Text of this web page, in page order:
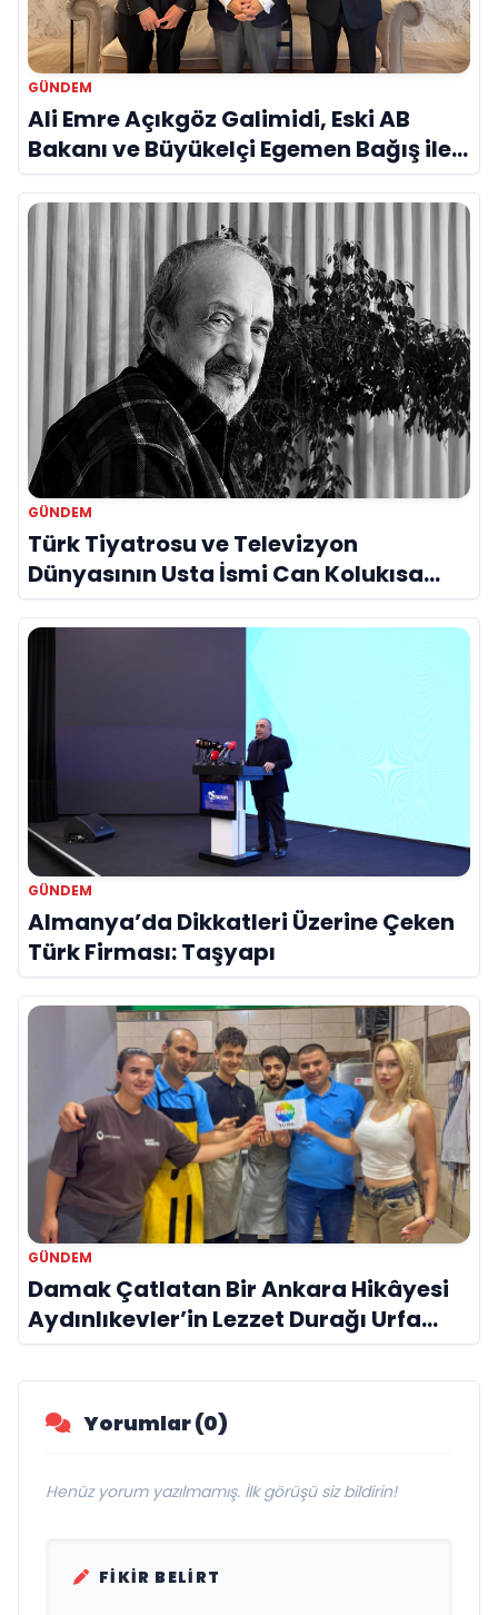
GÜNDEM
Ali Emre Açıkgöz Galimidi, Eski AB
Bakanı ve Büyükelçi Egemen Bağış ile
Bir Araya Geldi
GÜNDEM
Türk Tiyatrosu ve Televizyon
Dünyasının Usta İsmi Can Kolukısa
Hayatını Kaybetti
GÜNDEM
Almanya’da Dikkatleri Üzerine Çeken
Türk Firması: Taşyapı
GÜNDEM
Damak Çatlatan Bir Ankara Hikâyesi
Aydınlıkevler’in Lezzet Durağı Urfa
Damak
Yorumlar (0)
Henüz yorum yazılmamış. İlk görüşü siz bildirin!
FIKIR BELIRT